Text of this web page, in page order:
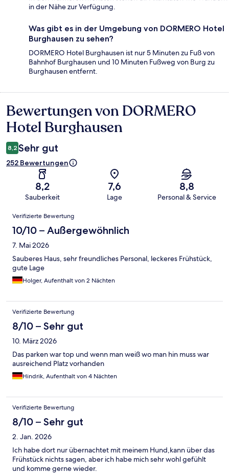
in der Nähe zur Verfügung.
Was gibt es in der Umgebung von DORMERO Hotel
Burghausen zu sehen?
DORMERO Hotel Burghausen ist nur 5 Minuten zu Fuß von
Bahnhof Burghausen und 10 Minuten Fußweg von Burg zu
Burghausen entfernt.
Bewertungen
Bewertungen von DORMERO
Hotel Burghausen
8,2 Sehr gut
252 Bewertungen
8,2
Sauberkeit
7,6
Lage
8,8
Personal & Service
Bewertungen
Verifizierte Bewertung
10/10 – Außergewöhnlich
7. Mai 2026
Sauberes Haus, sehr freundliches Personal, leckeres Frühstück,
gute Lage
Holger, Aufenthalt von 2 Nächten
Verifizierte Bewertung
8/10 – Sehr gut
10. März 2026
Das parken war top und wenn man weiß wo man hin muss war
ausreichend Platz vorhanden
Hindrik, Aufenthalt von 4 Nächten
Verifizierte Bewertung
8/10 – Sehr gut
2. Jan. 2026
Ich habe dort nur übernachtet mit meinem Hund,kann über das
Frühstück nichts sagen, aber ich habe mich sehr wohl gefühlt
und komme gerne wieder.